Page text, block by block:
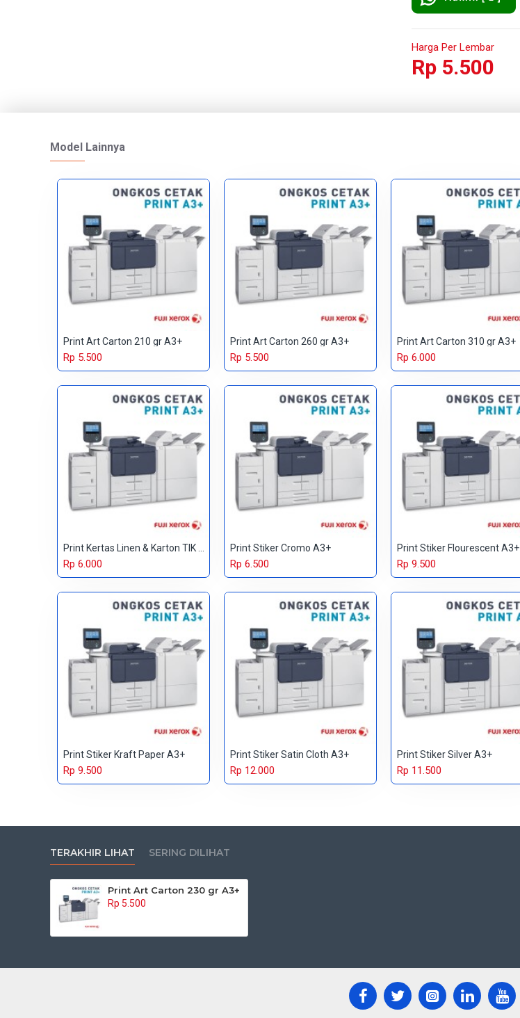
Harga Per Lembar
Rp 5.500
Model Lainnya
Print Art Carton 210 gr A3+
Rp 5.500
Print Art Carton 260 gr A3+
Rp 5.500
Print Art Carton 310 gr A3+
Rp 6.000
Rp 6.000
Print Stiker Cromo A3+
Rp 6.500
Print Stiker Flourescent A3+
Rp 9.500
Print Stiker Kraft Paper A3+
Rp 9.500
Print Stiker Satin Cloth A3+
Rp 12.000
Print Stiker Silver A3+
Rp 11.500
TERAKHIR LIHAT SERING DILIHAT
Print Art Carton 230 gr A3+
Rp 5.500